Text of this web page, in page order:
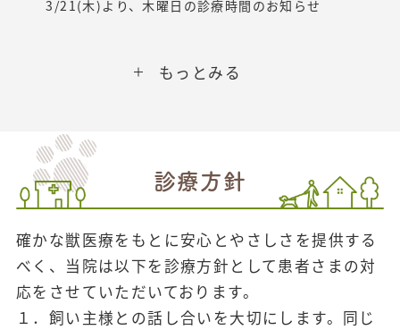
3/21(木)より、木曜日の診療時間のお知らせ
もっとみる
診療方針
確かな獣医療をもとに安心とやさしさを提供する
べく、当院は以下を診療方針として患者さまの対
応をさせていただいております。
１．飼い主様との話し合いを大切にします。同じ